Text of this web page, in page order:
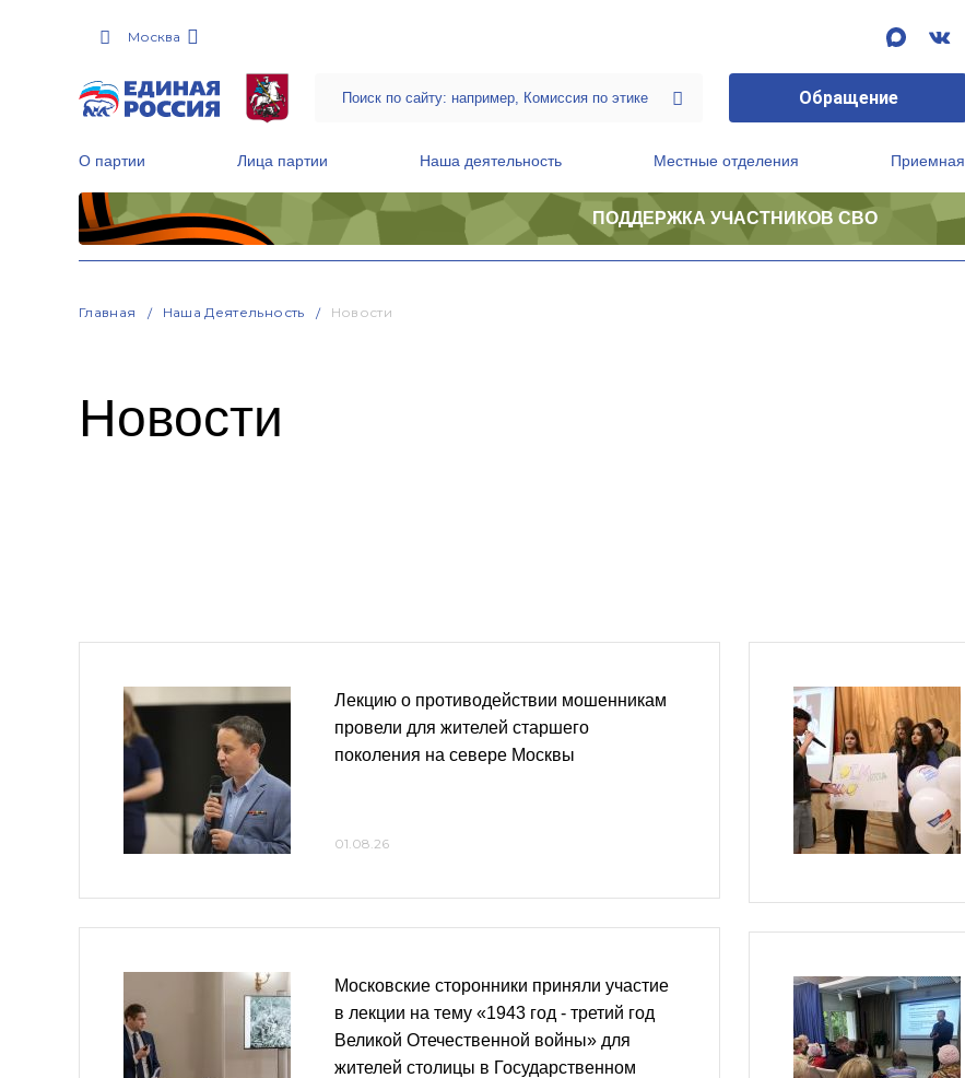
Москва
Обращение
О партии Лица партии Наша деятельность Местные отделения Приемная
ПОДДЕРЖКА УЧАСТНИКОВ СВО
Главная Наша Деятельность Новости
Новости
Лекцию о противодействии мошенникам
провели для жителей старшего
поколения на севере Москвы
01.08.26
Московские сторонники приняли участие
в лекции на тему «1943 год - третий год
Великой Отечественной войны» для
жителей столицы в Государственном